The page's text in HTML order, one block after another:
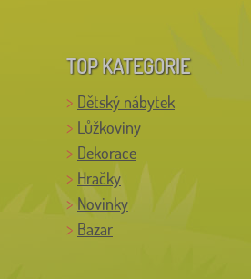
TOP KATEGORIE
Dětský nábytek
Lůžkoviny
Dekorace
Hračky
Novinky
Bazar